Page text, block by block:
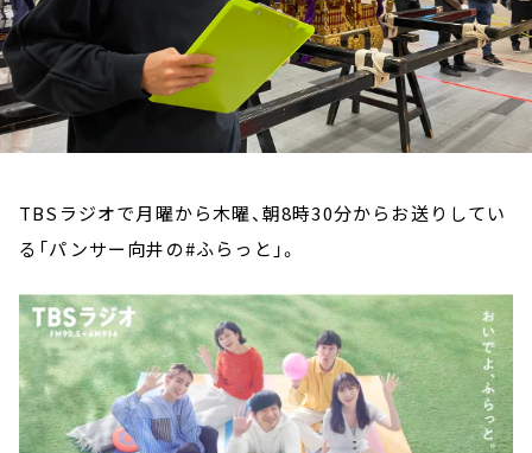
TBSラジオで月曜から木曜、朝8時30分からお送りしてい
る「パンサー向井の#ふらっと」。